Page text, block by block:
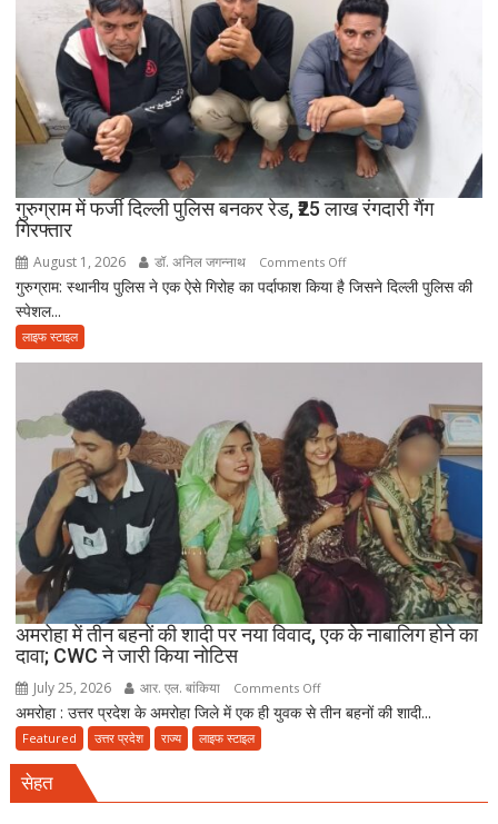
नहीं
आई
आत्मनिर्भर
बेटियां,
चिता
पर
अकेले
हो
वृद्धाश्रम
गुरुग्राम में फर्जी दिल्ली पुलिस बनकर रेड, ₹25 लाख रंगदारी गैंग
गिरफ्तार
August 1, 2026 डॉ. अनिल जगन्नाथ Comments Offon
गुरुग्राम
दिल्ली
रेड,
₹25
लाख
रंगदारी
गैंग
गिरफ्तार
गुरुग्राम: स्थानीय पुलिस ने एक ऐसे गिरोह का पर्दाफाश किया है जिसने दिल्ली पुलिस की
स्पेशल...
लाइफ स्टाइल
अमरोहा में तीन बहनों की शादी पर नया विवाद, एक के नाबालिग होने का
दावा; CWC ने जारी किया नोटिस
July 25, 2026 आर. एल. बांकिया Comments Offon
अमरोहा
अमरोहा : उत्तर प्रदेश के अमरोहा जिले में एक ही युवक से तीन बहनों की शादी...
Featured उत्तर प्रदेश राज्य लाइफ स्टाइल
सेहत